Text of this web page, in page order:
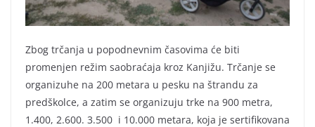
Zbog trčanja u popodnevnim časovima će biti
promenjen režim saobraćaja kroz Kanjižu. Trčanje se
organizuhe na 200 metara u pesku na štrandu za
predškolce, a zatim se organizuju trke na 900 metra,
1.400, 2.600. 3.500 i 10.000 metara, koja je sertifikovana